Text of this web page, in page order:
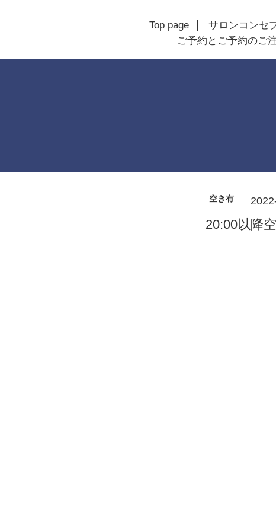
Top page サロンコンセ
ご予約とご予約のご
空き有
20:00以降